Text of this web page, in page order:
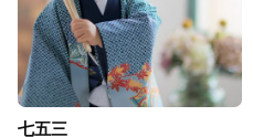
七五三